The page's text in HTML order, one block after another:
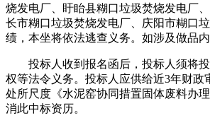
烧发电厂、盱眙县糊口垃圾焚烧发电厂
长市糊口垃圾焚烧发电厂、庆阳市糊口
绩，本坐将依法逃查义务。如涉及做品内
投标人收到报名函后，投标人须将投
权等法令义务。投标人应供给近3年财政
处所尺度《水泥窑协同措置固体废料办
消此中标资历。